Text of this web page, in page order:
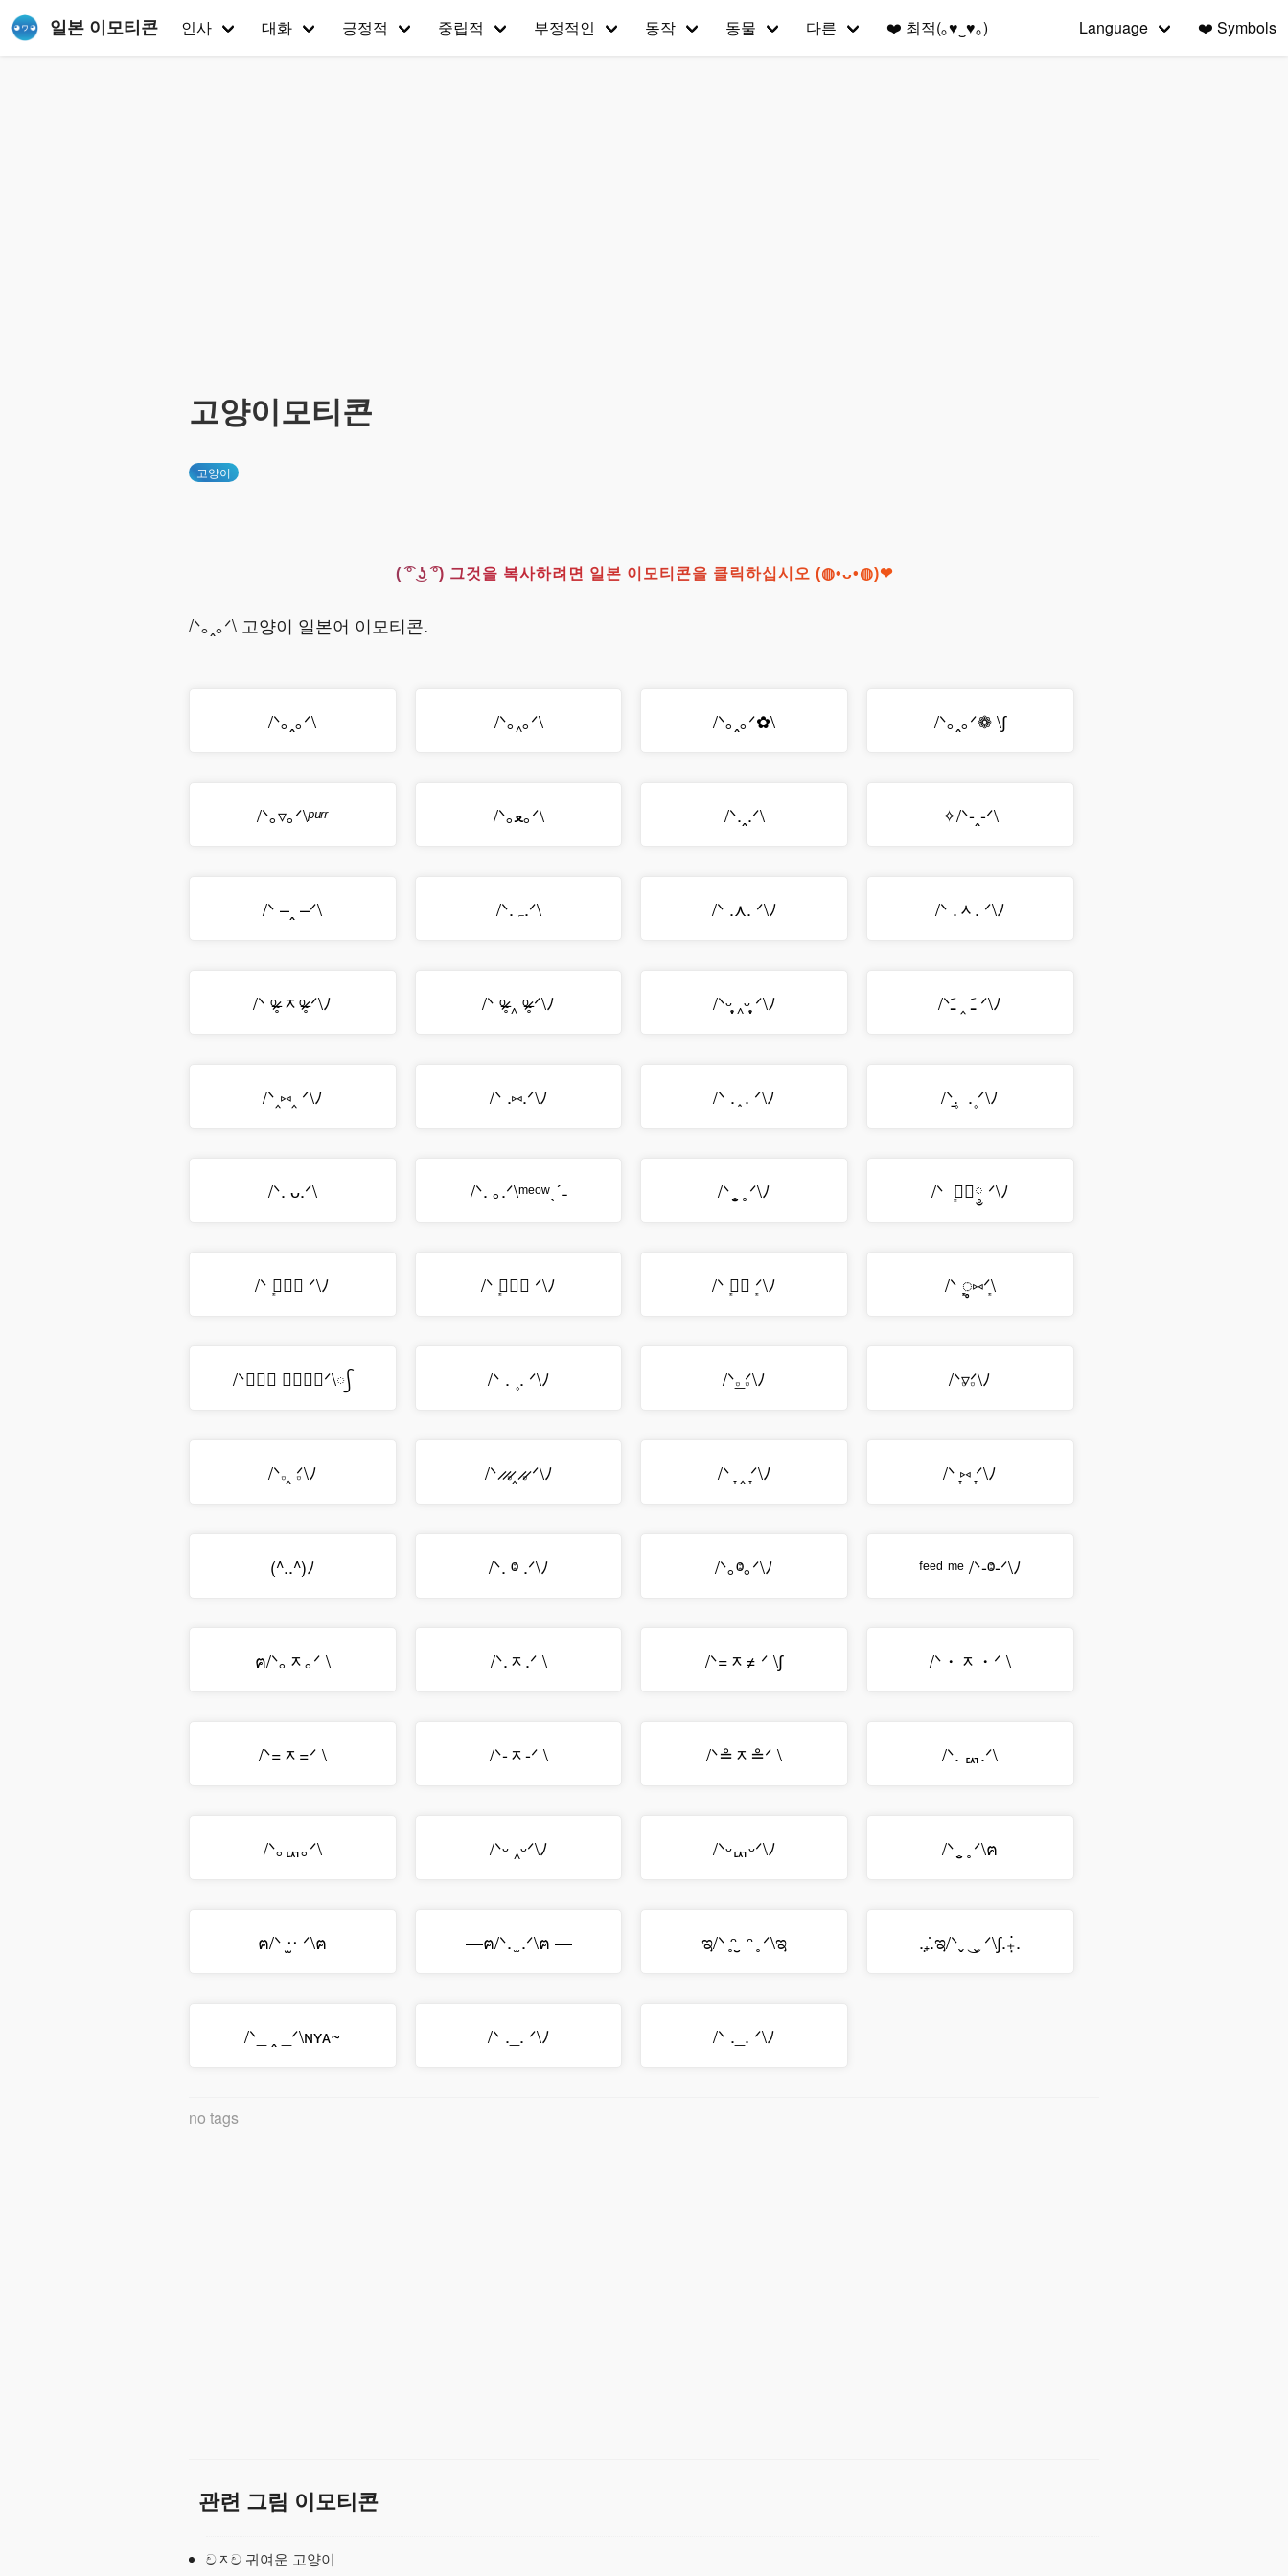
일본 이모티콘 인사 대화 긍정적 중립적 부정적인 동작 동물 다른 ❤️ 최적(｡♥‿♥｡) Language ❤️ Symbols
고양이모티콘
고양이
( ͡° ͜ʖ ͡°) 그것을 복사하려면 일본 이모티콘을 클릭하십시오 (◍•ᴗ•◍)❤
/ᐠ｡ꞈ｡ᐟ\ 고양이 일본어 이모티콘.
/ᐠ｡ꞈ｡ᐟ\ /ᐠ｡‸｡ᐟ\ /ᐠ｡ꞈ｡ᐟ✿\ /ᐠ｡ꞈ｡ᐟ❁ \∫
/ᐠ｡▿｡ᐟ\ᵖᵘʳʳ /ᐠ｡ﻌ｡ᐟ\ /ᐠ.ꞈ.ᐟ\ ✧/ᐠ-ꞈ-ᐟ\
/ᐠ –ꞈ –ᐟ\ /ᐠ.ﮧ.ᐟ\ /ᐠ .⋏. ᐟ\ﾉ /ᐠ .ᆺ. ᐟ\ﾉ
/ᐠ ᵒ̴̶̷̥ ᆽᵒ̴̶̷̥ ᐟ\ﾉ /ᐠ ᵒ̴̶̷̥ ‸ ᵒ̴̶̷̥ ᐟ\ﾉ /ᐠᵕ̩̩̥ ‸ᵕ̩̩̥ ᐟ\ﾉ /ᐠﹷ ‸ ﹷ ᐟ\ﾉ
/ᐠ‸⑅‸ ᐟ\ﾉ /ᐠ .⑅.ᐟ\ﾉ /ᐠ . ֑ . ᐟ\ﾉ /ᐠ۪. ̱ . ۪ᐟ\ﾉ
/ᐠ. ᴗ.ᐟ\ /ᐠ. ｡.ᐟ\ᵐᵉᵒʷˎˊ˗ /ᐠ ̥ ̣̮ ̥ ᐟ\ﾉ /ᐠ ܻ ⑅ܻ༵ ᐟ\ﾉ
/ᐠܻ ⑅ܻ᳘ ᐟ\ﾉ /ᐠܻ ⑅ܻ᳙ ᐟ\ﾉ /ᐠܻ ᳕⑅ܻ ᐟ\ﾉ /ᐠܻܻ ့⑅ܻᐟ\
/ᐠّܻܻ ᳕⑅ّܻᐟ\᳡ /ᐠ . ۪ . ᐟ\ﾉ /ᐠ𝅒_𝅒ᐟ\ﾉ /ᐠ𝅒▿𝅒ᐟ\ﾉ
/ᐠ𝅒 ‸ 𝅒ᐟ\ﾉ /ᐠ ̷ ̷𝅒 ̷‸ ̷𝅒 ̷ ᐟ\ﾉ /ᐠ ̞ ‸ ̞ᐟ\ﾉ /ᐠ ̞⑅ ̞ᐟ\ﾉ
(^..^)ﾉ /ᐠ. ⱉ .ᐟ\ﾉ /ᐠ｡ⱉ｡ᐟ\ﾉ ᶠᵉᵉᵈ ᵐᵉ /ᐠ-ⱉ-ᐟ\ﾉ
ฅ/ᐠ｡ᆽ｡ᐟ \ /ᐠ.ᆽ.ᐟ \ /ᐠ=ᆽ≠ ᐟ \∫ /ᐠ・ᆽ・ᐟ \
/ᐠ=ᆽ=ᐟ \ /ᐠ-ᆽ-ᐟ \ /ᐠ≗ᆽ≗ᐟ \ /ᐠ. ퟑ.ᐟ\
/ᐠ｡ퟑ｡ᐟ\ /ᐠᵕ ‸ᵕᐟ\ﾉ /ᐠᵕퟑᵕᐟ\ﾉ /ᐠ ̥ ̮ ̥ ᐟ\ฅ
ฅ/ᐠ ‧̫‧ ᐟ\ฅ —ฅ/ᐠ. ̫ .ᐟ\ฅ — ಇ/ᐠ ̥ᵔ ̮ ᵔ ̥ ᐟ\ಇ .₊̣̇.ಇ/ᐠˬ ͜ ˬ ᐟ\∫.₊̣̇.
/ᐠ_ ꞈ _ᐟ\ɴʏᴀ~ /ᐠ ._. ᐟ\ﾉ /ᐠ ._. ᐟ\ﾉ
no tags
관련 그림 이모티콘
චᆽච 귀여운 고양이